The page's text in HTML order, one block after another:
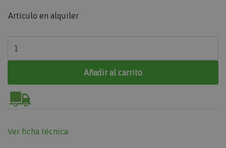
Artículo en alquiler
Añadir al carrito
Ver ficha técnica